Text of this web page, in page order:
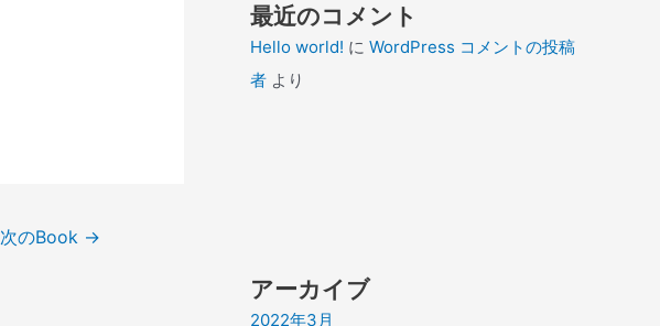
次のBook →
最近のコメント
Hello world! に WordPress コメントの投稿
者 より
アーカイブ
2022年3月